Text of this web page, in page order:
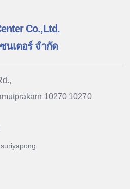
Co.,Ltd.
นเตอร์ จำกัด
10270 10270